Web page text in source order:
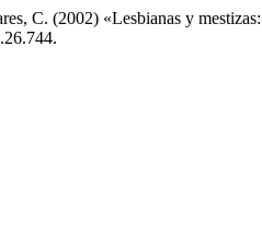
C. (2002) «Lesbianas y